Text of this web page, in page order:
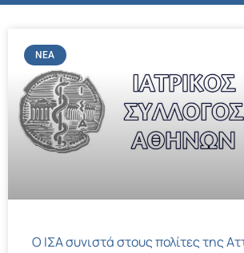
ΝΈΑ
Ο ΙΣΑ συνιστά στους πολίτες της